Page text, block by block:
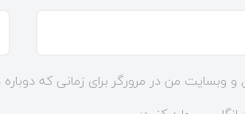
و وبسایت من در مرورگر برای زمانی که